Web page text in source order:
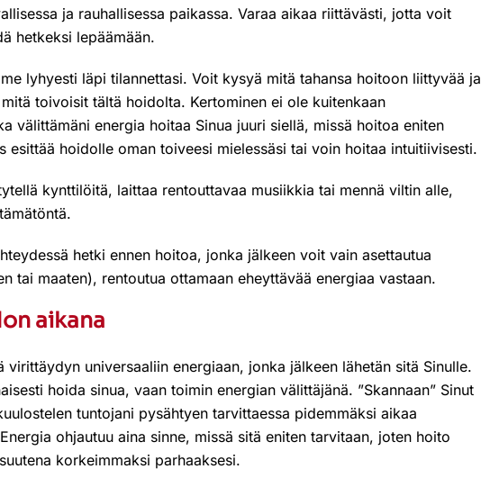
ja rauhallisessa paikassa. Varaa aikaa riittävästi, jotta voit
hetkeksi lepäämään.
lyhyesti läpi tilannettasi. Voit kysyä mitä tahansa hoitoon liittyvää ja
toivoisit tältä hoidolta. Kertominen ei ole kuitenkaan
välittämäni energia hoitaa Sinua juuri siellä, missä hoitoa eniten
esittää hoidolle oman toiveesi mielessäsi tai voin hoitaa intuitiivisesti.
kynttilöitä, laittaa rentouttavaa musiikkia tai mennä viltin alle,
hetki ennen hoitoa, jonka jälkeen voit vain asettautua
tai maaten), rentoutua ottamaan eheyttävää energiaa vastaan.
aikana
virittäydyn universaaliin energiaan, jonka jälkeen lähetän sitä Sinulle.
hoida sinua, vaan toimin energian välittäjänä. ”Skannaan” Sinut
tuntojani pysähtyen tarvittaessa pidemmäksi aikaa
ohjautuu aina sinne, missä sitä eniten tarvitaan, joten hoito
korkeimmaksi parhaaksesi.